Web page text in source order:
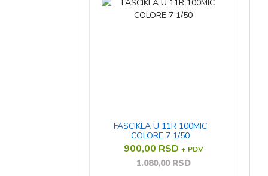
FASCIKLA U 11R 100MIC
COLORE 7 1/50
900,00 RSD + PDV
1.080,00 RSD